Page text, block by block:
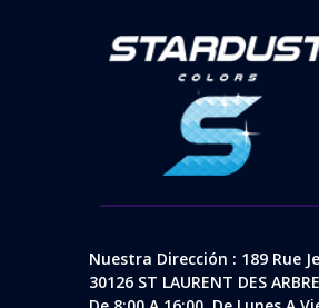
Nuestra Dirección : 189 Rue
30126 ST LAURENT DES